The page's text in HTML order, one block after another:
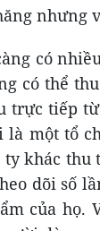
nhưng
có
có thể
trực tiếp
là một tổ
khác thu
dõi số
của họ.